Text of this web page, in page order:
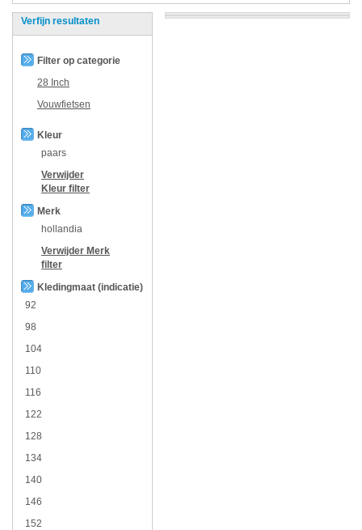
Verfijn resultaten
Filter op categorie
28 Inch
Vouwfietsen
Kleur
paars
Verwijder
Kleur filter
Merk
hollandia
Verwijder Merk
filter
Kledingmaat (indicatie)
92
98
104
110
116
122
128
134
140
146
152